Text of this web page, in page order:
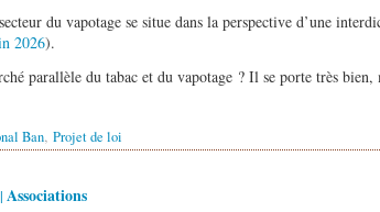
du vapotage se situe dans la perspective d’une
2026).
parallèle du tabac et du vapotage ? Il se porte très bien,
Ban, Projet de loi
Associations